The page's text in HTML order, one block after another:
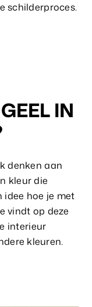
schilderproces.
IN
denken aan
kleur die
idee hoe je met
vindt op deze
interieur
kleuren.